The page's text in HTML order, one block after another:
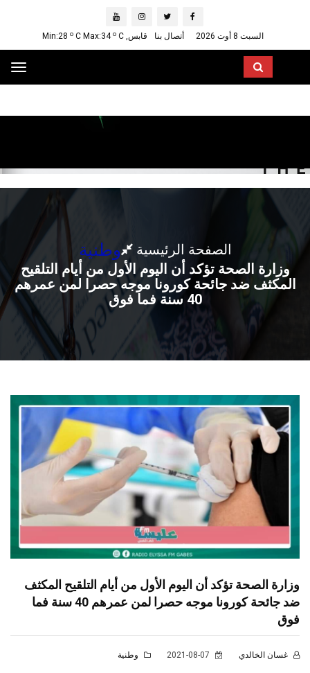
السبت 8 أوت 2026 أتصال بنا قابس, Min:28 oC Max:34 oC
الصفحة الرئيسية وطنية
وزارة الصحة تؤكد أن اليوم الأول من أيام التلقيح
المكثف ضد جائحة كورونا موجه حصرا لمن عمرهم
40 سنة فما فوق
وزارة الصحة تؤكد أن اليوم الأول من أيام التلقيح المكثف
ضد جائحة كورونا موجه حصرا لمن عمرهم 40 سنة فما
فوق
غسان الخالدي وطنية